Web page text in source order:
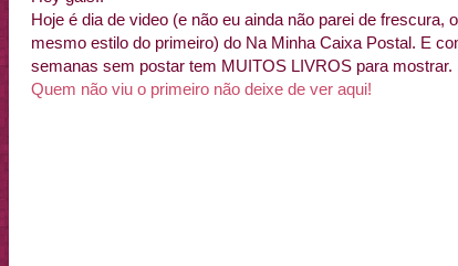
Hoje é dia de video (e não eu ainda não parei de frescura,
mesmo estilo do primeiro) do Na Minha Caixa Postal. E
semanas sem postar tem MUITOS LIVROS para mostrar.
Quem não viu o primeiro não deixe de ver aqui!